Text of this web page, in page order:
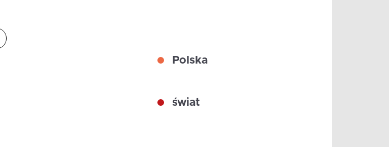
Polska
świat